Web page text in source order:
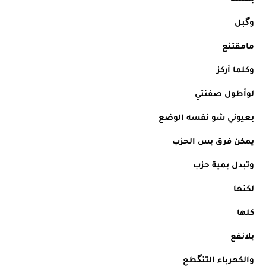
وگبل
مامقتنع
وكلما أركز
لوأطول صفنتي
بعيوني شو نفسه الوضع
يمكن فرق بس الحزب
وتبدل بمية حزب
لكنها
كلها
بلانفع
والكهرباء التنگطع